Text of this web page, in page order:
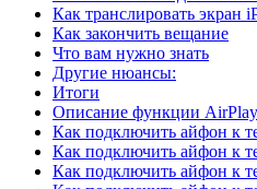
Как транслировать экран
Как закончить вещание
Что вам нужно знать
Другие нюансы:
Итоги
Описание функции
Как подключить айфон к
Как подключить айфон к
Как подключить айфон к